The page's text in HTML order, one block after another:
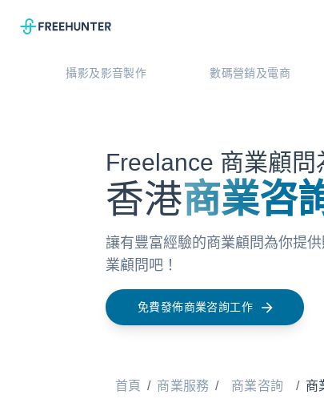
攝影及影音製作 數碼營銷及電商
Freelance 商業顧問
香港商業咨
讓有豐富經驗的商業顧問為你提
業顧問吧！
免費發佈商業咨詢工作
首頁 / 商業服務 / 商業咨詢 / 商